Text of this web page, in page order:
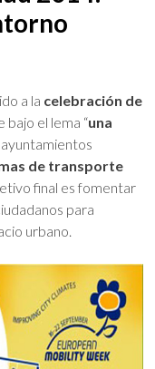
a la celebración de
bajo el lema “una
ayuntamientos
de transporte
final es fomentar
para
urbano.